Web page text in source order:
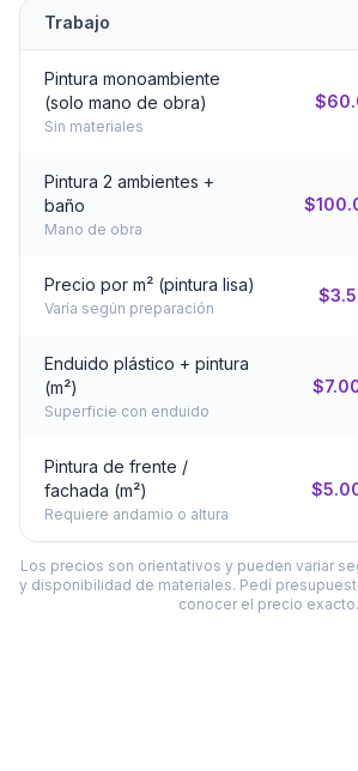
Trabajo
Pintura monoambiente
(solo mano de obra)
Sin materiales
Pintura 2 ambientes +
baño
Mano de obra
Precio por m² (pintura lisa)
Varía según preparación
Enduido plástico + pintura
(m²)
Superficie con enduido
Pintura de frente /
fachada (m²)
Requiere andamio o altura
Los precios son orientativos y pueden variar
y disponibilidad de materiales. Pedí
conocer el precio exacto.